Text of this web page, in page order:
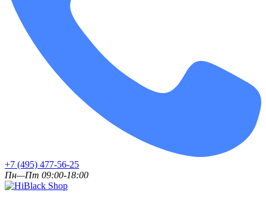
+7 (495) 477-56-25
Пн—Пт 09:00-18:00